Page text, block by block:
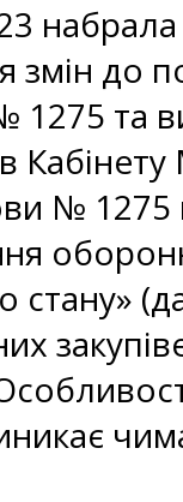
змін до
1275 та
Кабінету
№ 1275
стану»